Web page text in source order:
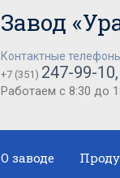
Завод
Контактные
+7 (351) 247-99-
Работаем с 8:30 до
О заводе